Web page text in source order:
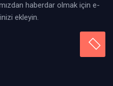
haberdar olmak için e-
ekleyin.